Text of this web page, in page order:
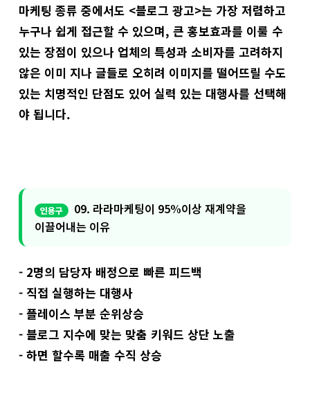
마케팅 종류 중에서도 <블로그 광고>는 가장 저렴하고
누구나 쉽게 접근할 수 있으며, 큰 홍보효과를 이룰 수
있는 장점이 있으나 업체의 특성과 소비자를 고려하지
않은 이미 지나 글들로 오히려 이미지를 떨어뜨릴 수도
있는 치명적인 단점도 있어 실력 있는 대행사를 선택해
야 됩니다.
09. 라라마케팅이 95%이상 재계약을
이끌어내는 이유
- 2명의 담당자 배정으로 빠른 피드백
- 직접 실행하는 대행사
- 플레이스 부분 순위상승
- 블로그 지수에 맞는 맞춤 키워드 상단 노출
- 하면 할수록 매출 수직 상승